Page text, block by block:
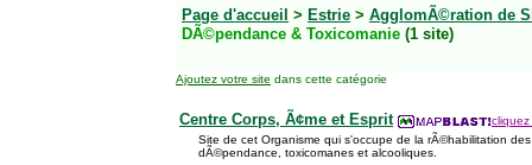
Page d'accueil > Estrie > AgglomÃ©ration de
DÃ©pendance & Toxicomanie (1 site)
Ajoutez votre site dans cette catégorie
Centre Corps, Ã¢me et Esprit
Site de cet Organisme qui s'occupe de la rÃ©habilitation
dÃ©pendance, toxicomanes et alcooliques.